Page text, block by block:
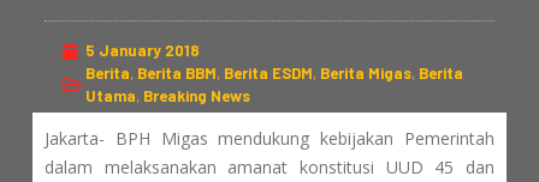
5 January 2018
Berita, Berita BBM, Berita ESDM, Berita Migas, Berita
Utama, Breaking News
Jakarta- BPH Migas mendukung kebijakan Pemerintah
dalam melaksanakan amanat konstitusi UUD 45 dan